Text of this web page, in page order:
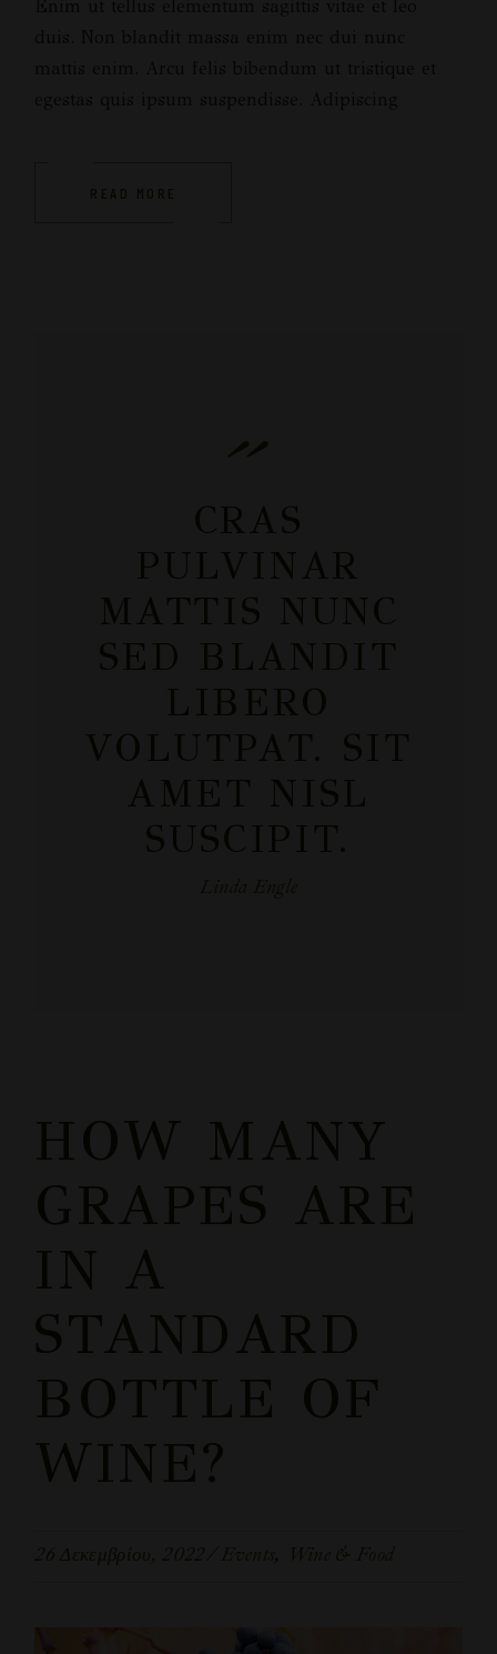
READ MORE
CRAS
PULVINAR
MATTIS NUNC
SED BLANDIT
LIBERO
VOLUTPAT. SIT
AMET NISL
SUSCIPIT.
Linda Engle
HOW MANY
GRAPES ARE
IN A
STANDARD
BOTTLE OF
WINE?
26 Δεκεμβρίου, 2022 Events Wine & Food